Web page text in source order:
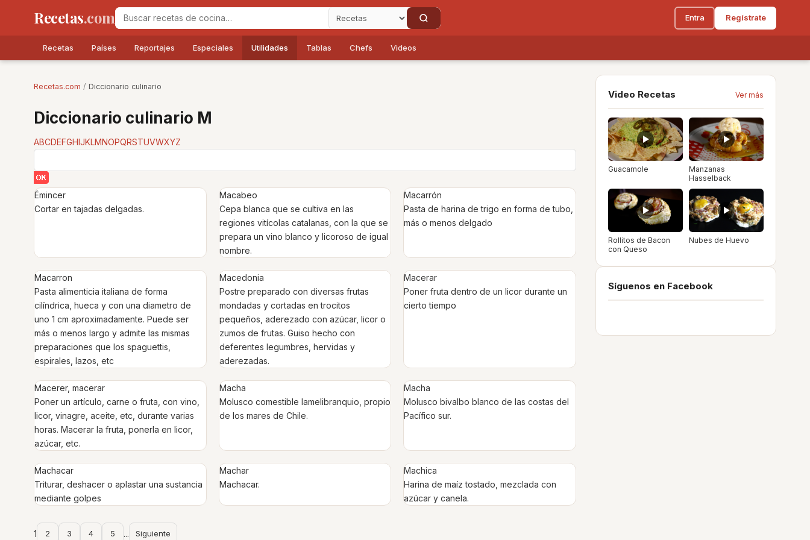
Recetas.com Entra Regístrate
Recetas Países Reportajes Especiales Utilidades Tablas Chefs Videos
Recetas.com / Diccionario culinario
Diccionario culinario M
ABCDEFGHIJKLMNOPQRSTUVWXYZ
Émincer
Cortar en tajadas delgadas.
Macabeo
Cepa blanca que se cultiva en las
regiones vitícolas catalanas, con la que se
prepara un vino blanco y licoroso de igual
nombre.
Macarrón
Pasta de harina de trigo en forma de tubo,
más o menos delgado
Macarron
Pasta alimenticia italiana de forma
cilíndrica, hueca y con una diametro de
uno 1 cm aproximadamente. Puede ser
más o menos largo y admite las mismas
preparaciones que los spaguettis,
espirales, lazos, etc
Macedonia
Postre preparado con diversas frutas
mondadas y cortadas en trocitos
pequeños, aderezado con azúcar, licor o
zumos de frutas. Guiso hecho con
deferentes legumbres, hervidas y
aderezadas.
Macerar
Poner fruta dentro de un licor durante un
cierto tiempo
Macerer, macerar
Poner un artículo, carne o fruta, con vino,
licor, vinagre, aceite, etc, durante varias
horas. Macerar la fruta, ponerla en licor,
azúcar, etc.
Macha
Molusco comestible lamelibranquio, propio
de los mares de Chile.
Macha
Molusco bivalbo blanco de las costas del
Pacífico sur.
Machacar
Triturar, deshacer o aplastar una sustancia
mediante golpes
Machar
Machacar.
Machica
Harina de maíz tostado, mezclada con
azúcar y canela.
1 2 3 4 5 ... Siguiente
Video Recetas Ver más
Guacamole
Manzanas
Hasselback
Rollitos de Bacon
con Queso
Nubes de Huevo
Síguenos en Facebook